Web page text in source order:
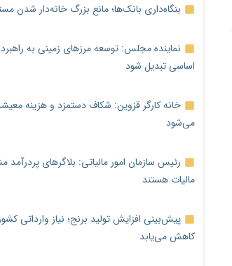
بنگاه‌داری بانک‌ها؛ مانع بزرگ خانه‌دار شدن
نماینده مجلس: توسعه مرزهای زمینی به راهبرد
اساسی تبدیل شود
خانه کارگر قزوین: شکاف دستمزد و هزینه
می‌شود
رئیس سازمان امور مالیاتی: بلاگرهای
مالیات هستند
کاهش می‌یابد